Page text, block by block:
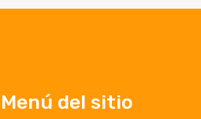
Menú del sitio